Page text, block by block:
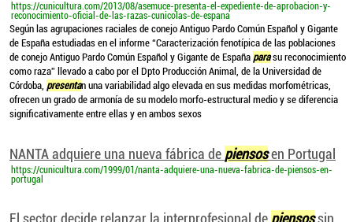
https://cunicultura.com/2013/08/asemuce-presenta-el-expediente-de-aprobacion-y-
reconocimiento-oficial-de-las-razas-cunicolas-de-espana
Según las agrupaciones raciales de conejo Antiguo Pardo Común Español y Gigante
de España estudiadas en el informe “Caracterización fenotípica de las poblaciones
de conejo Antiguo Pardo Común Español y Gigante de España parasu reconocimiento
como raza” llevado a cabo por el Dpto Producción Animal, de la Universidad de
Córdoba, presentan una variabilidad algo elevada en sus medidas morfométricas,
ofrecen un grado de armonía de su modelo morfo-estructural medio y se diferencia
significativamente entre ellas y en ambos sexos
NANTA adquiere una nueva fábrica de piensosen Portugal
https://cunicultura.com/1999/01/nanta-adquiere-una-nueva-fabrica-de-piensos-en-
portugal
El sector decide relanzar la interprofesional de piensossin